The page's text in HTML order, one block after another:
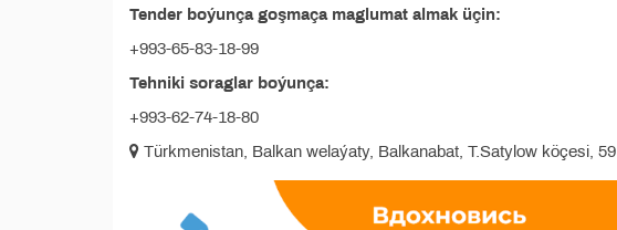
Tender boýunça goşmaça maglumat almak üçin:
+993-65-83-18-99
Tehniki soraglar boýunça:
+993-62-74-18-80
Türkmenistan, Balkan welaýaty, Balkanabat, T.Satylow köçesi, 59